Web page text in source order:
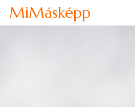
MiMásképp